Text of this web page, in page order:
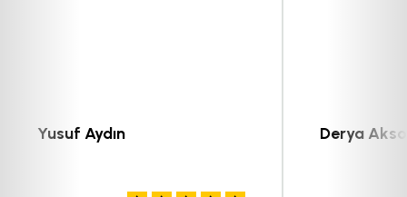
Yusuf Aydın Derya